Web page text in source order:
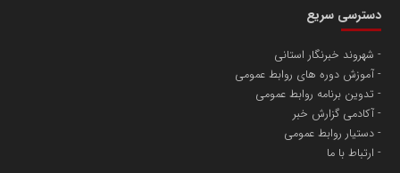
دسترسی سریع
شهروند خبرنگار استانی
آموزش دوره های روابط عمومی
تدوین برنامه روابط عمومی
آکادمی گزارش خبر
دستیار روابط عمومی
ارتباط با ما